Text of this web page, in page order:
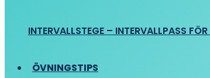
INTERVALLSTEGE – INTERVALLPASS
ÖVNINGSTIPS